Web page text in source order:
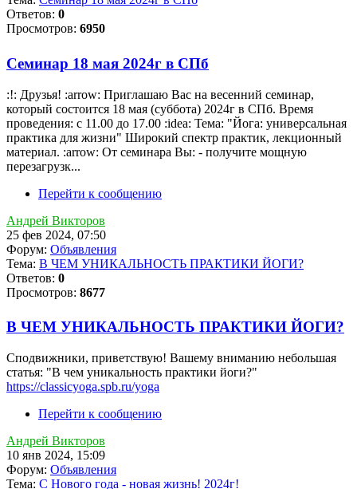
Ответов: 0
Просмотров: 6950
Семинар 18 мая 2024г в СПб
:!: Друзья! :arrow: Приглашаю Вас на весенний семинар,
который состоится 18 мая (суббота) 2024г в СПб. Время
проведения: с 11.00 до 17.00 :idea: Тема: "Йога: универсальная
практика для жизни" Широкий спектр практик, лекционный
материал. :arrow: От семинара Вы: - получите мощную
перезагрузк...
Перейти к сообщению
Андрей Викторов
25 фев 2024, 07:50
Форум: Объявления
Тема: В ЧЕМ УНИКАЛЬНОСТЬ ПРАКТИКИ ЙОГИ?
Ответов: 0
Просмотров: 8677
В ЧЕМ УНИКАЛЬНОСТЬ ПРАКТИКИ ЙОГИ?
Сподвижники, приветствую! Вашему вниманию небольшая
статья: "В чем уникальность практики йоги?"
https://classicyoga.spb.ru/yoga
Перейти к сообщению
Андрей Викторов
10 янв 2024, 15:09
Форум: Объявления
Тема: С Нового года - новая жизнь! 2024г!